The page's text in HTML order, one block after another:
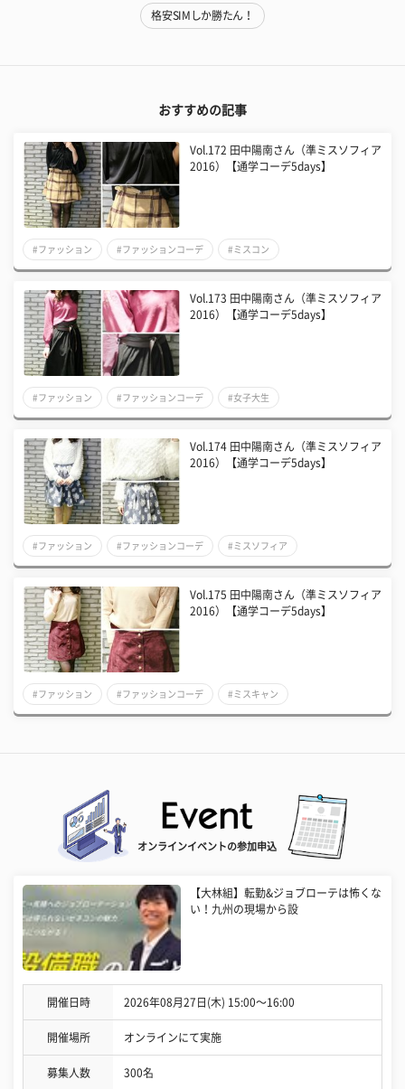
格安SIMしか勝たん！
おすすめの記事
Vol.172 田中陽南さん（準ミスソフィア
2016）【通学コーデ5days】
#ファッション #ファッションコーデ #ミスコン
Vol.173 田中陽南さん（準ミスソフィア
2016）【通学コーデ5days】
#ファッション #ファッションコーデ #女子大生
Vol.174 田中陽南さん（準ミスソフィア
2016）【通学コーデ5days】
#ファッション #ファッションコーデ #ミスソフィア
Vol.175 田中陽南さん（準ミスソフィア
2016）【通学コーデ5days】
#ファッション #ファッションコーデ #ミスキャン
オンラインイベントの参加申込
【大林組】転勤&ジョブローテは怖くな
い！九州の現場から設
開催日時 2026年08月27日(木) 15:00〜16:00
開催場所 オンラインにて実施
募集人数 300名